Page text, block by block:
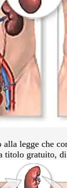
alla legge che
titolo gratuito,